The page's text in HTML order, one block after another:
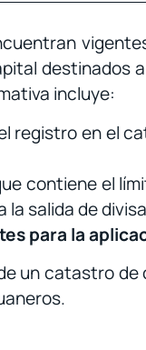
incluye:
registro en el
contiene el
salida de
para la
un catastro